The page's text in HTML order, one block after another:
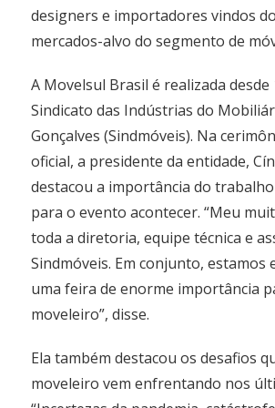
designers e importadores vindos
mercados-alvo do segmento de
A Movelsul Brasil é realizada desde
Sindicato das Indústrias do
Gonçalves (Sindmóveis). Na
oficial, a presidente da entidade,
destacou a importância do
para o evento acontecer. “Meu
toda a diretoria, equipe técnica e
Sindmóveis. Em conjunto, estamos
uma feira de enorme importância
moveleiro”, disse.
Ela também destacou os desafios
moveleiro vem enfrentando nos